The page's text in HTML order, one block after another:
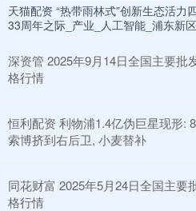
天猫配资 “热带雨林式”创新生态活力
33周年之际_产业_人工智能_浦东新区
深资管 2025年9月14日全国主要批
格行情
恒利配资 利物浦1.4亿伪巨星现形:
索博挤到右后卫, 小麦替补
同花财富 2025年5月24日全国主要
格行情